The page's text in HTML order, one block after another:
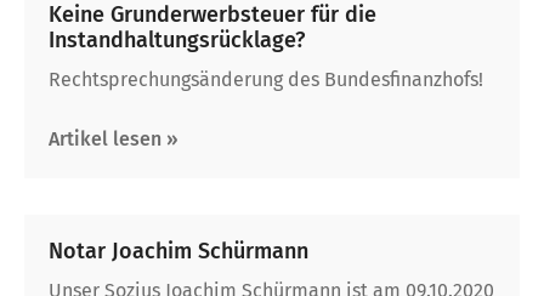
Keine Grunderwerbsteuer für die
Instandhaltungsrücklage?
Rechtsprechungsänderung des Bundesfinanzhofs!
Artikel lesen »
Notar Joachim Schürmann
Unser Sozius Joachim Schürmann ist am 09.10.2020